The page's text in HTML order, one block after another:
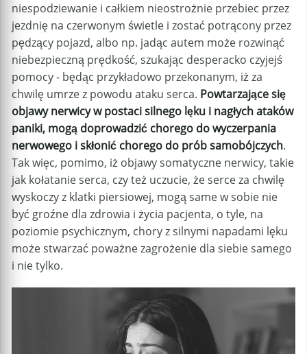
niespodziewanie i całkiem nieostrożnie przebiec przez
jezdnię na czerwonym świetle i zostać potrącony przez
pędzący pojazd, albo np. jadąc autem może rozwinąć
niebezpieczną prędkość, szukając desperacko czyjejś
pomocy - będąc przykładowo przekonanym, iż za
chwilę umrze z powodu ataku serca. Powtarzające się
objawy nerwicy w postaci silnego lęku i nagłych ataków
paniki, mogą doprowadzić chorego do wyczerpania
nerwowego i skłonić chorego do prób samobójczych.
Tak więc, pomimo, iż objawy somatyczne nerwicy, takie
jak kołatanie serca, czy też uczucie, że serce za chwilę
wyskoczy z klatki piersiowej, mogą same w sobie nie
być groźne dla zdrowia i życia pacjenta, o tyle, na
poziomie psychicznym, chory z silnymi napadami lęku
może stwarzać poważne zagrożenie dla siebie samego
i nie tylko.